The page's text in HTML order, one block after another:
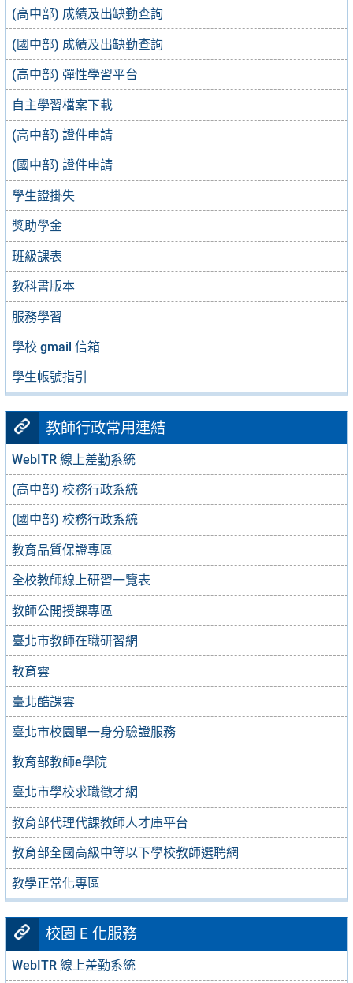
(高中部) 成績及出缺勤查詢
(國中部) 成績及出缺勤查詢
(高中部) 彈性學習平台
自主學習檔案下載
(高中部) 證件申請
(國中部) 證件申請
學生證掛失
獎助學金
班級課表
教科書版本
服務學習
學校 gmail 信箱
學生帳號指引
教師行政常用連結
WebITR 線上差勤系統
(高中部) 校務行政系統
(國中部) 校務行政系統
教育品質保證專區
全校教師線上研習一覽表
教師公開授課專區
臺北市教師在職研習網
教育雲
臺北酷課雲
臺北市校園單一身分驗證服務
教育部教師e學院
臺北市學校求職徵才網
教育部代理代課教師人才庫平台
教育部全國高級中等以下學校教師選聘網
教學正常化專區
校園 E 化服務
WebITR 線上差勤系統